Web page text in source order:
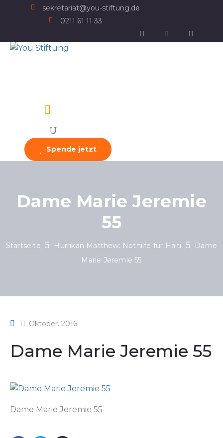
sekretariat@you-stiftung.de
0211 61 11 33
Spende jetzt
Dame Marie Jeremie
55
Startseite Hurrikan Matthew: Nothilfe für Haiti
Dame
Marie Jeremie 55
11. Oktober. 2016
Dame Marie Jeremie 55
Dame Marie Jeremie 55